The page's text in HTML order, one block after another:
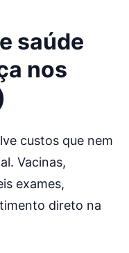
saúde
nos
custos que nem
Vacinas,
exames,
direto na